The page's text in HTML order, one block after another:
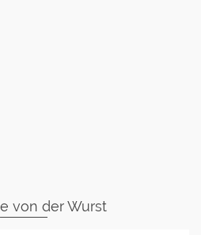
von der Wurst